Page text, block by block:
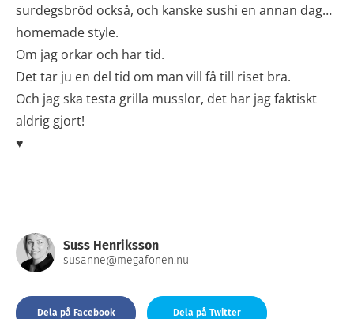
surdegsbröd också, och kanske sushi en annan dag…
homemade style.
Om jag orkar och har tid.
Det tar ju en del tid om man vill få till riset bra.
Och jag ska testa grilla musslor, det har jag faktiskt
aldrig gjort!
♥
Suss Henriksson
susanne@megafonen.nu
Dela på Facebook Dela på Twitter